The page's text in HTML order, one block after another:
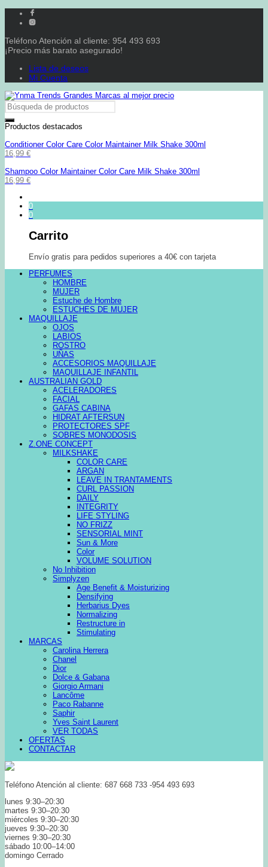
Teléfono Atención al cliente: 954 493 693
¡Precio más barato asegurado!
Lista de deseos
Mi Cuenta
Productos destacados
Conditioner Color Care Color Maintainer Milk Shake 300ml
16,99 €
Shampoo Color Maintainer Color Care Milk Shake 300ml
16,99 €
0
0
Carrito
Envío gratis para pedidos superiores a 40€ con tarjeta
PERFUMES
HOMBRE
MUJER
Estuche de Hombre
ESTUCHES DE MUJER
MAQUILLAJE
OJOS
LABIOS
ROSTRO
UÑAS
ACCESORIOS MAQUILLAJE
MAQUILLAJE INFANTIL
AUSTRALIAN GOLD
ACELERADORES
FACIAL
GAFAS CABINA
HIDRAT AFTERSUN
PROTECTORES SPF
SOBRES MONODOSIS
Z.ONE CONCEPT
MILKSHAKE
COLOR CARE
ARGAN
LEAVE IN TRANTAMENTS
CURL PASSION
DAILY
INTEGRITY
LIFE STYLING
NO FRIZZ
SENSORIAL MINT
Sun & More
Color
VOLUME SOLUTION
No Inhibition
Simplyzen
Age Benefit & Moisturizing
Densifying
Herbarius Dyes
Normalizing
Restructure in
Stimulating
MARCAS
Carolina Herrera
Chanel
Dior
Dolce & Gabana
Giorgio Armani
Lancôme
Paco Rabanne
Saphir
Yves Saint Laurent
VER TODAS
OFERTAS
CONTACTAR
Teléfono Atención al cliente: 687 668 733 -954 493 693
lunes 9:30–20:30
martes 9:30–20:30
miércoles 9:30–20:30
jueves 9:30–20:30
viernes 9:30–20:30
sábado 10:00–14:00
domingo Cerrado